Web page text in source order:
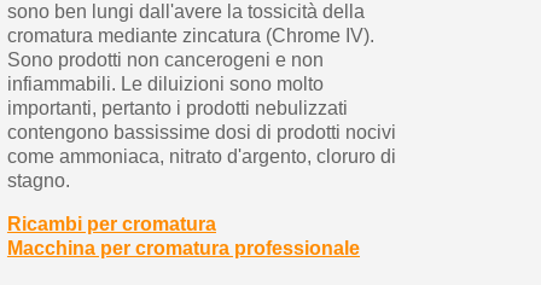
sono ben lungi dall'avere la tossicità della
cromatura mediante zincatura (Chrome IV).
Sono prodotti non cancerogeni e non
infiammabili. Le diluizioni sono molto
importanti, pertanto i prodotti nebulizzati
contengono bassissime dosi di prodotti nocivi
come ammoniaca, nitrato d'argento, cloruro di
stagno.
Ricambi per cromatura
Macchina per cromatura professionale